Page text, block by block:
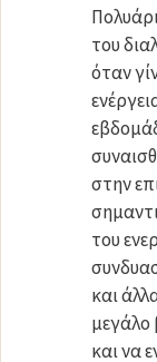
του
όταν
στην
του
και
μεγάλο
και να